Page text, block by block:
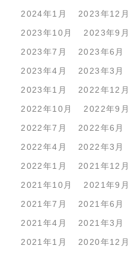
2024年1月
2023年12月
2023年10月
2023年9月
2023年7月
2023年6月
2023年4月
2023年3月
2023年1月
2022年12月
2022年10月
2022年9月
2022年7月
2022年6月
2022年4月
2022年3月
2022年1月
2021年12月
2021年10月
2021年9月
2021年7月
2021年6月
2021年4月
2021年3月
2021年1月
2020年12月